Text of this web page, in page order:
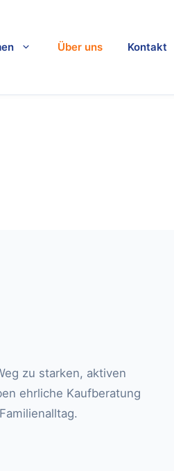
Über uns Kontakt
zu starken, aktiven
ehrliche Kaufberatung